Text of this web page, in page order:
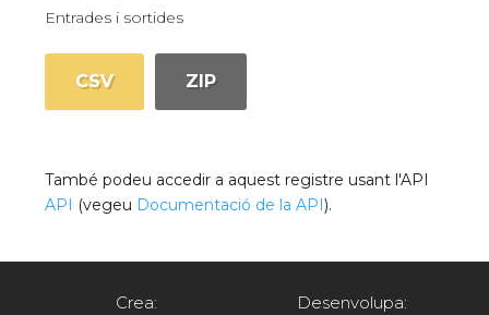
Entrades i sortides
CSV ZIP
També podeu accedir a aquest registre usant l'API
API (vegeu Documentació de la API).
Crea: Desenvolupa: